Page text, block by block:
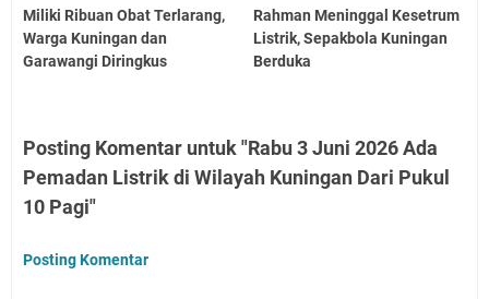
Miliki Ribuan Obat Terlarang,
Warga Kuningan dan
Garawangi Diringkus
Rahman Meninggal Kesetrum
Listrik, Sepakbola Kuningan
Berduka
Posting Komentar untuk "Rabu 3 Juni 2026 Ada
Pemadan Listrik di Wilayah Kuningan Dari Pukul
10 Pagi"
Posting Komentar